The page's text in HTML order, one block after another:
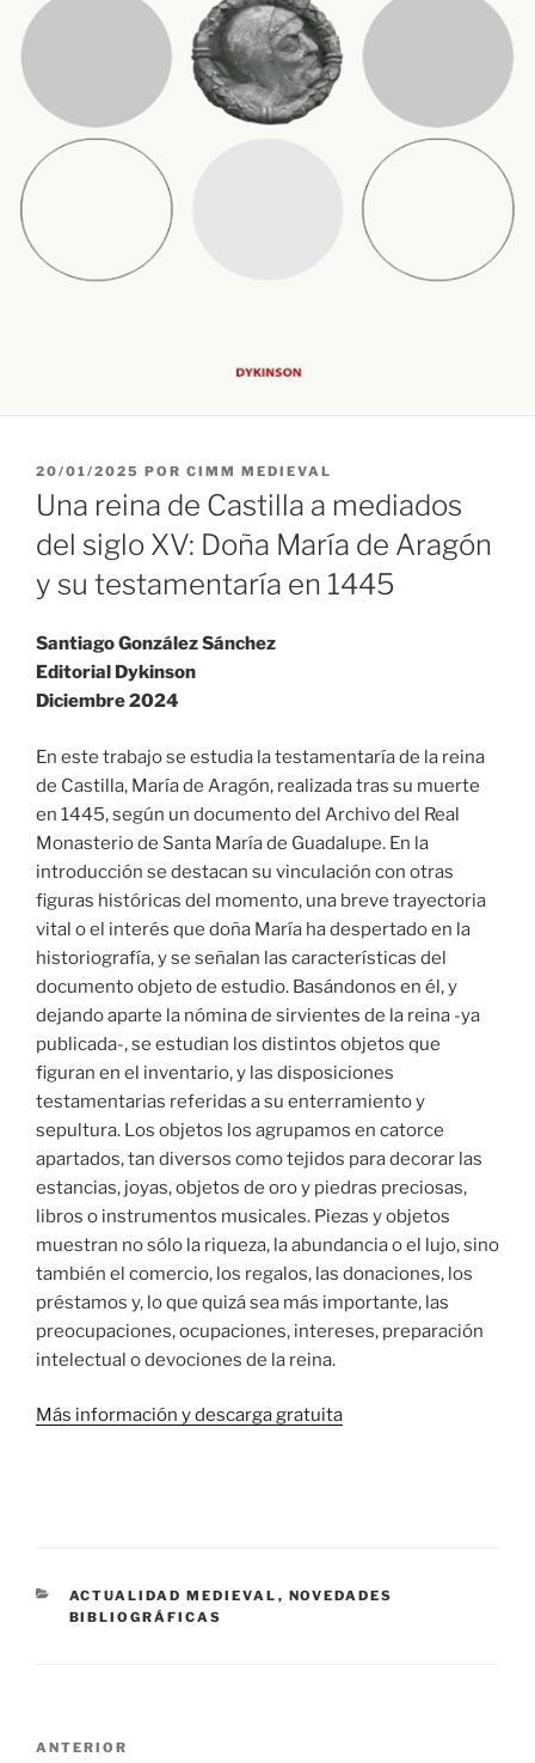
PUBLICADO
EL
20/01/2025 POR CIMM MEDIEVAL
Una reina de Castilla a mediados
del siglo XV: Doña María de Aragón
y su testamentaría en 1445
Santiago González Sánchez
Editorial Dykinson
Diciembre 2024
En este trabajo se estudia la testamentaría de la reina
de Castilla, María de Aragón, realizada tras su muerte
en 1445, según un documento del Archivo del Real
Monasterio de Santa María de Guadalupe. En la
introducción se destacan su vinculación con otras
figuras históricas del momento, una breve trayectoria
vital o el interés que doña María ha despertado en la
historiografía, y se señalan las características del
documento objeto de estudio. Basándonos en él, y
dejando aparte la nómina de sirvientes de la reina -ya
publicada-, se estudian los distintos objetos que
figuran en el inventario, y las disposiciones
testamentarias referidas a su enterramiento y
sepultura. Los objetos los agrupamos en catorce
apartados, tan diversos como tejidos para decorar las
estancias, joyas, objetos de oro y piedras preciosas,
libros o instrumentos musicales. Piezas y objetos
muestran no sólo la riqueza, la abundancia o el lujo, sino
también el comercio, los regalos, las donaciones, los
préstamos y, lo que quizá sea más importante, las
preocupaciones, ocupaciones, intereses, preparación
intelectual o devociones de la reina.
Más información y descarga gratuita
CATEGORÍAS
ACTUALIDAD MEDIEVAL , NOVEDADES
BIBLIOGRÁFICAS
Navegación
Entrada
ANTERIOR